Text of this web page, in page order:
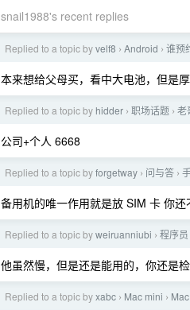
snail1988's recent replies
Replied to a topic byvelf8 › Android › 谁预
本来想给父母买，看中大电池，但是
Replied to a topic by hidder › 职场话题 › 老
公司+个人 6668
Replied to a topic byforgetway › 问与答 ›
备用机的唯一作用就是放 SIM 卡 你还
Replied to a topic byweiruanniubi › 程序员
他虽然慢，但是还是能用的，你还是
Replied to a topic byxabc › Mac mini ›